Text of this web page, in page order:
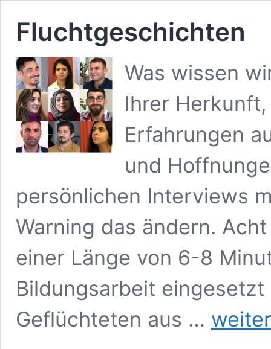
Fluchtgeschichten
Was wissen
Ihrer
Erfahrungen
und
persönlichen Interviews
Warning das ändern.
einer Länge von 6-8
Bildungsarbeit
Geflüchteten aus …